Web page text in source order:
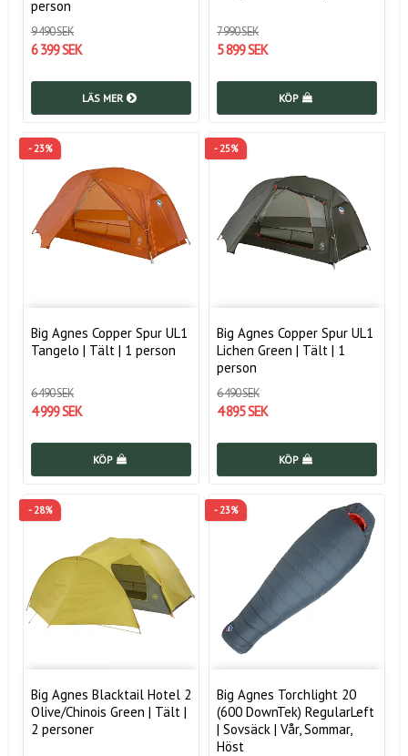
person
9 490 SEK
6 399 SEK
LÄS MER
7 990 SEK
5 899 SEK
KÖP
- 23%
Big Agnes Copper Spur UL1
Tangelo | Tält | 1 person
6 490 SEK
4 999 SEK
KÖP
- 25%
Big Agnes Copper Spur UL1
Lichen Green | Tält | 1
person
6 490 SEK
4 895 SEK
KÖP
- 28%
Big Agnes Blacktail Hotel 2
Olive/Chinois Green | Tält |
2 personer
- 23%
Big Agnes Torchlight 20
(600 DownTek) RegularLeft
| Sovsäck | Vår, Sommar,
Höst